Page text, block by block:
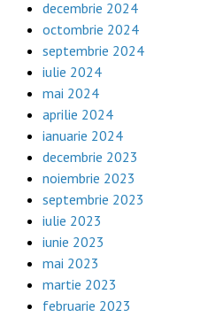
decembrie 2024
octombrie 2024
septembrie 2024
iulie 2024
mai 2024
aprilie 2024
ianuarie 2024
decembrie 2023
noiembrie 2023
septembrie 2023
iulie 2023
iunie 2023
mai 2023
martie 2023
februarie 2023